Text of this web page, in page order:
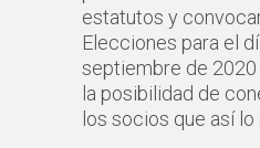
estatutos y
Elecciones para el
septiembre de 2020
la posibilidad de
los socios que así lo